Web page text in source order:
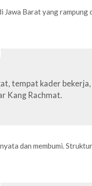
Barat yang
tempat kader
Kang Rachmat.
dan membumi.